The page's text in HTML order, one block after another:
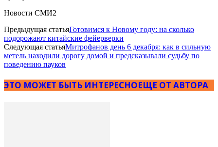
Новости СМИ2
Предыдущая статьяГотовимся к Новому году: на сколько
подорожают китайские фейерверки
Следующая статьяМитрофанов день 6 декабря: как в сильную
метель находили дорогу домой и предсказывали судьбу по
поведению пауков
ЭТО МОЖЕТ БЫТЬ ИНТЕРЕСНОЕЩЕ ОТ АВТОРА